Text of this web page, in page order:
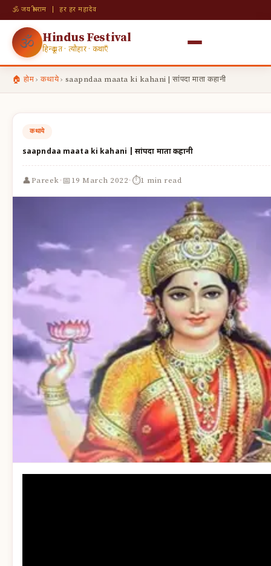
🕉 जय श्री राम | हर हर महादेव
🕉 Hindus Festival
हिन्दू व्रत · त्यौहार · कथाएँ
🏠 होम› कथाये› saapndaa maata ki kahani | सांपदा माता कहानी
कथाये
saapndaa maata ki kahani | सांपदा माता कहानी
👤Pareek·📅19 March 2022·⏱1 min read